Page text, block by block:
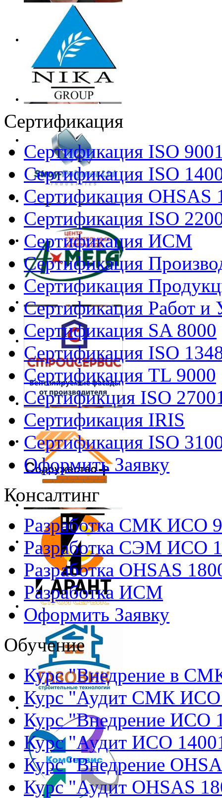
Сертификация
Сертификация ISO
Сертификация ISO
Сертификация OHSAS
Сертификация ISO
Сертификация ИСМ
Сертификация
Сертификация
Сертификация Работ и
Сертификация SA 8000
Сертификация ISO
Сертификация TL 9000
Сертификция ISO
Сертификация IRIS
Сертификация ISO
Оформить Заявку
Консалтинг
Разработка СМК ИСО
Разработка СЭМ ИСО
Разработка OHSAS
Разработка ИСМ
Оформить Заявку
Обучение
Курс "Внедрение в
Курс "Аудит СМК ИСО
Курс "Внедрение ИСО
Курс "Аудит ИСО
Курс "Внедрение
Курс "Аудит OHSAS